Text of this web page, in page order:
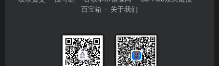
百宝箱
关于我们